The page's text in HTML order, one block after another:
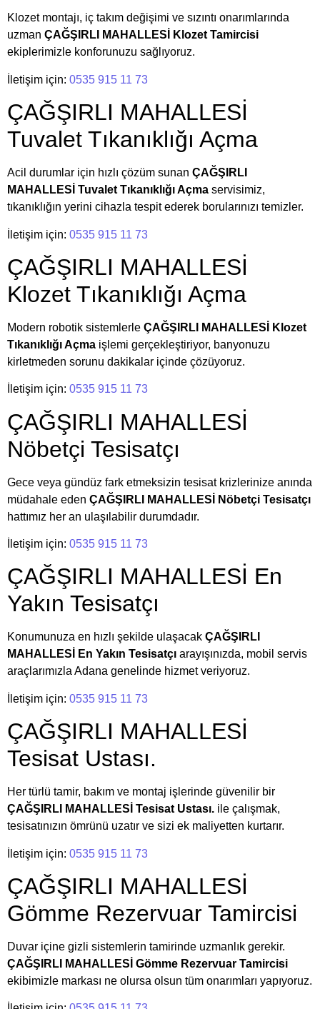
Klozet montajı, iç takım değişimi ve sızıntı onarımlarında
uzman ÇAĞŞIRLI MAHALLESİ Klozet Tamircisi
ekiplerimizle konforunuzu sağlıyoruz.
İletişim için: 0535 915 11 73
ÇAĞŞIRLI MAHALLESİ
Tuvalet Tıkanıklığı Açma
Acil durumlar için hızlı çözüm sunan ÇAĞŞIRLI
MAHALLESİ Tuvalet Tıkanıklığı Açma servisimiz,
tıkanıklığın yerini cihazla tespit ederek borularınızı temizler.
İletişim için: 0535 915 11 73
ÇAĞŞIRLI MAHALLESİ
Klozet Tıkanıklığı Açma
Modern robotik sistemlerle ÇAĞŞIRLI MAHALLESİ Klozet
Tıkanıklığı Açma işlemi gerçekleştiriyor, banyonuzu
kirletmeden sorunu dakikalar içinde çözüyoruz.
İletişim için: 0535 915 11 73
ÇAĞŞIRLI MAHALLESİ
Nöbetçi Tesisatçı
Gece veya gündüz fark etmeksizin tesisat krizlerinize anında
müdahale eden ÇAĞŞIRLI MAHALLESİ Nöbetçi Tesisatçı
hattımız her an ulaşılabilir durumdadır.
İletişim için: 0535 915 11 73
ÇAĞŞIRLI MAHALLESİ En
Yakın Tesisatçı
Konumunuza en hızlı şekilde ulaşacak ÇAĞŞIRLI
MAHALLESİ En Yakın Tesisatçı arayışınızda, mobil servis
araçlarımızla Adana genelinde hizmet veriyoruz.
İletişim için: 0535 915 11 73
ÇAĞŞIRLI MAHALLESİ
Tesisat Ustası.
Her türlü tamir, bakım ve montaj işlerinde güvenilir bir
ÇAĞŞIRLI MAHALLESİ Tesisat Ustası. ile çalışmak,
tesisatınızın ömrünü uzatır ve sizi ek maliyetten kurtarır.
İletişim için: 0535 915 11 73
ÇAĞŞIRLI MAHALLESİ
Gömme Rezervuar Tamircisi
Duvar içine gizli sistemlerin tamirinde uzmanlık gerekir.
ÇAĞŞIRLI MAHALLESİ Gömme Rezervuar Tamircisi
ekibimizle markası ne olursa olsun tüm onarımları yapıyoruz.